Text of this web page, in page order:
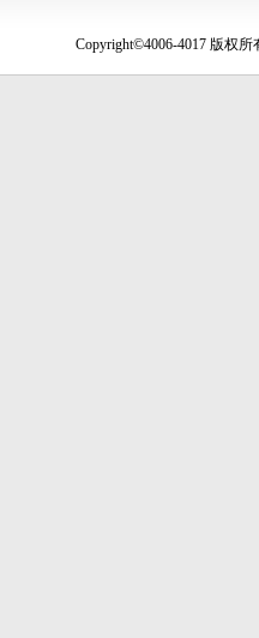
Copyright©4006-4017 版权